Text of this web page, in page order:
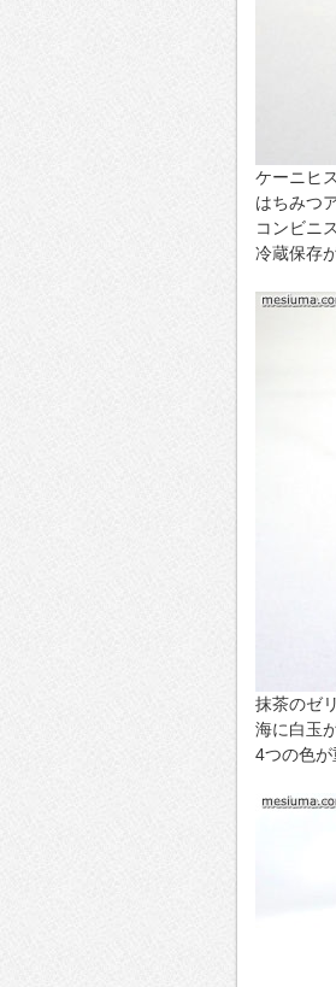
ケーニヒ
はちみつ
コンビニ
冷蔵保存
抹茶のゼ
海に白玉
4つの色が